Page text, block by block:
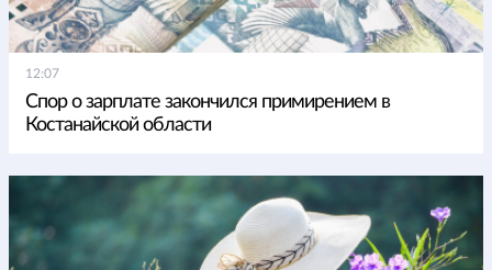
12:07
Спор о зарплате закончился примирением в
Костанайской области